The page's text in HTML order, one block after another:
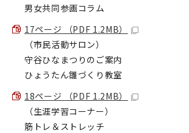
男女共同参画コラム
17ページ （PDF 1.2MB）
（市民活動サロン）
守谷ひなまつりのご案内
ひょうたん雛づくり教室
18ページ （PDF 1.2MB）
（生涯学習コーナー）
筋トレ＆ストレッチ